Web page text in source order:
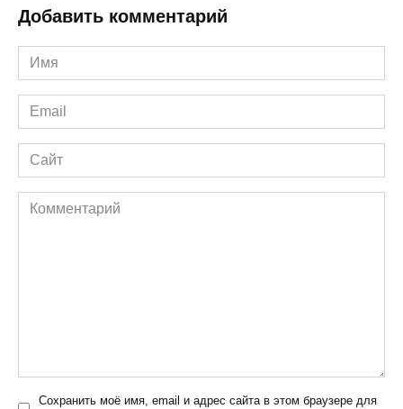
Добавить комментарий
Имя
*
Email
*
Сайт
Комментарий
Сохранить моё имя, email и адрес сайта в этом браузере для